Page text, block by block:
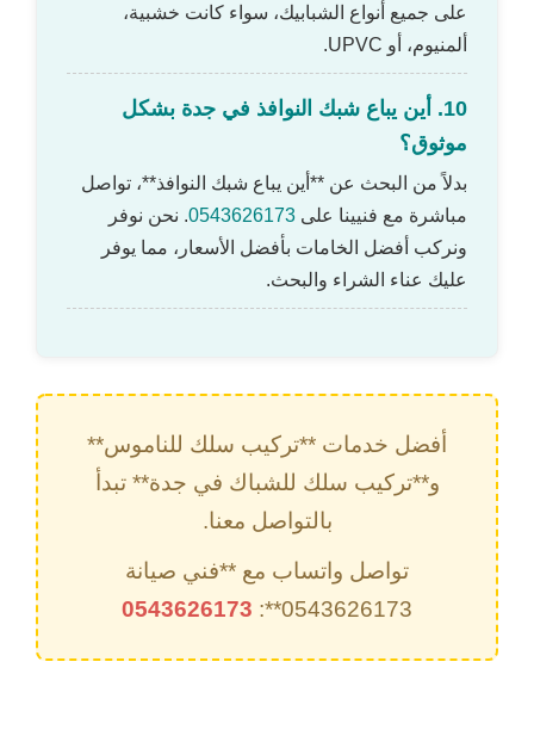
على جميع أنواع الشبابيك، سواء كانت خشبية،
ألمنيوم، أو UPVC.
10. أين يباع شبك النوافذ في جدة بشكل
موثوق؟
بدلاً من البحث عن **أين يباع شبك النوافذ**، تواصل
مباشرة مع فنيينا على0543626173. نحن نوفر
ونركب أفضل الخامات بأفضل الأسعار، مما يوفر
عليك عناء الشراء والبحث.
أفضل خدمات **تركيب سلك للناموس**
و**تركيب سلك للشباك في جدة** تبدأ
بالتواصل معنا.
تواصل واتساب مع **فني صيانة
0543626173**: